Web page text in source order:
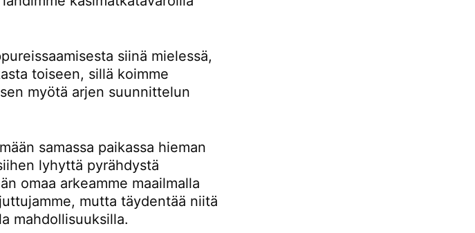
siinä mielessä,
toiseen, sillä koimme
myötä arjen suunnittelun
samassa paikassa hieman
lyhyttä pyrähdystä
omaa arkeamme maailmalla
mutta täydentää niitä
mahdollisuuksilla.